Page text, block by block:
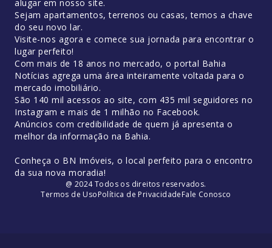
alugar em nosso site.
Sejam apartamentos, terrenos ou casas, temos a chave
do seu novo lar.
Visite-nos agora e comece sua jornada para encontrar o
lugar perfeito!
Com mais de 18 anos no mercado, o portal Bahia
Notícias agrega uma área inteiramente voltada para o
mercado imobiliário.
São 140 mil acessos ao site, com 435 mil seguidores no
Instagram e mais de 1 milhão no Facebook.
Anúncios com credibilidade de quem já apresenta o
melhor da informação na Bahia.
Conheça o BN Imóveis, o local perfeito para o encontro
da sua nova moradia!
@ 2024 Todos os direitos reservados.
Termos de UsoPolítica de PrivacidadeFale Conosco